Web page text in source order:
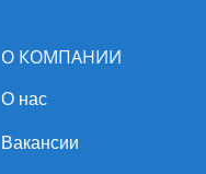
О КОМПАНИИ
О нас
Вакансии